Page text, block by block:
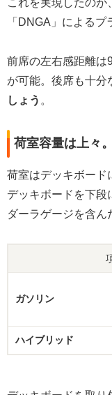
「DNGA」によるプ
前席の左右感距離は
が可能。後席も十分
しょう 。
荷室容量は上々
荷室はデッキボード
デッキボードを下段
ダーラゲージを含ん
ガソリン
ハイブリッド